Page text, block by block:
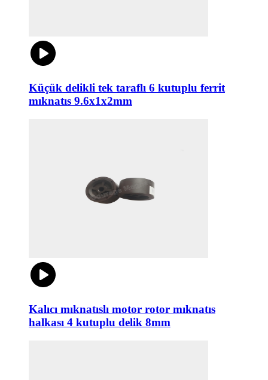
Küçük delikli tek taraflı 6 kutuplu ferrit
mıknatıs 9.6x1x2mm
Kalıcı mıknatıslı motor rotor mıknatıs
halkası 4 kutuplu delik 8mm